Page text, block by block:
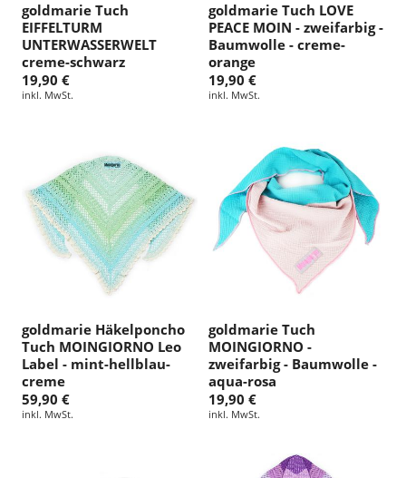
goldmarie Tuch
EIFFELTURM
UNTERWASSERWELT
creme-schwarz
19,90 €
inkl. MwSt.
goldmarie Tuch LOVE
PEACE MOIN - zweifarbig -
Baumwolle - creme-
orange
19,90 €
inkl. MwSt.
goldmarie Häkelponcho
Tuch MOINGIORNO Leo
Label - mint-hellblau-
creme
59,90 €
inkl. MwSt.
goldmarie Tuch
MOINGIORNO -
zweifarbig - Baumwolle -
aqua-rosa
19,90 €
inkl. MwSt.